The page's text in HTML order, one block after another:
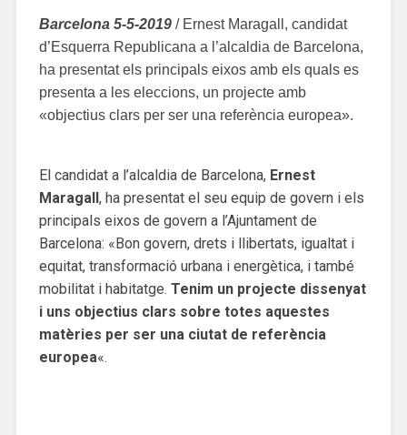
Barcelona 5-5-2019/ Ernest Maragall, candidat
d’Esquerra Republicana a l’alcaldia de Barcelona,
ha presentat els principals eixos amb els quals es
presenta a les eleccions, un projecte amb
«objectius clars per ser una referència europea».
El candidat a l’alcaldia de Barcelona, Ernest
Maragall , ha presentat el seu equip de govern i els
principals eixos de govern a l’Ajuntament de
Barcelona: «Bon govern, drets i llibertats, igualtat i
equitat, transformació urbana i energètica, i també
mobilitat i habitatge. Tenim un projecte dissenyat
i uns objectius clars sobre totes aquestes
matèries per ser una ciutat de referència
europea«.